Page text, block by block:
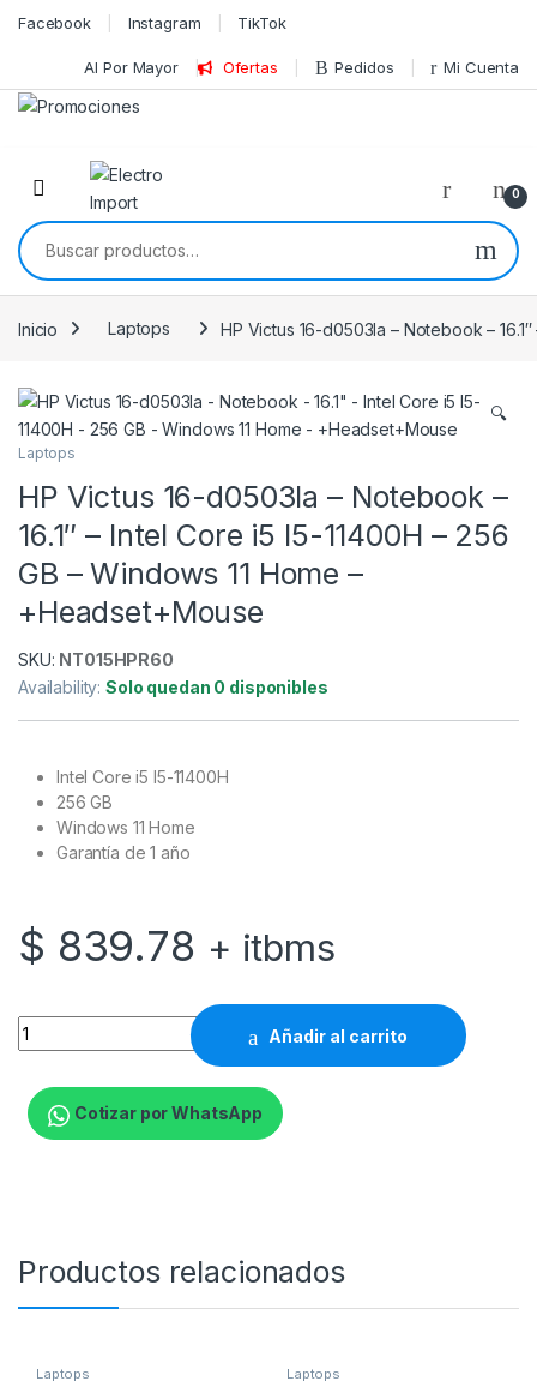
Skip to navigation
Skip to content
Facebook Instagram TikTok
Al Por Mayor Ofertas Pedidos Mi Cuenta
0
Buscar por:
Inicio Laptops HP Victus 16-d0503la – Notebook –
🔍
Laptops
HP Victus 16-d0503la – Notebook –
16.1″ – Intel Core i5 I5-11400H – 256
GB – Windows 11 Home –
+Headset+Mouse
SKU: NT015HPR60
Availability:Solo quedan 0 disponibles
Intel Core i5 I5-11400H
256 GB
Windows 11 Home
Garantía de 1 año
$ 839.78 + itbms
HP Victus 16-d0503la - Notebook - 16.1" - Intel Core i5 I5-
Añadir al carrito
Cotizar por WhatsApp
Productos relacionados
Laptops Laptops